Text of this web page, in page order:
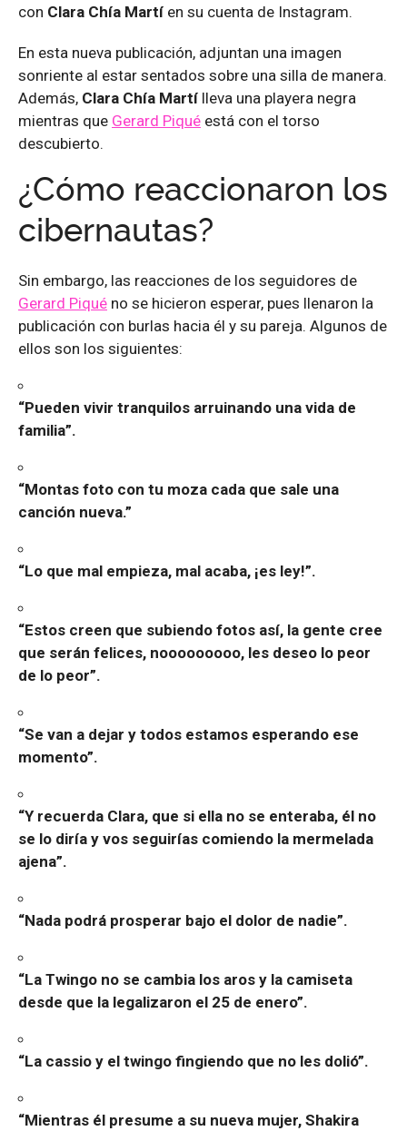
con Clara Chía Martí en su cuenta de Instagram.
En esta nueva publicación, adjuntan una imagen
sonriente al estar sentados sobre una silla de manera.
Además, Clara Chía Martí lleva una playera negra
mientras que Gerard Piqué está con el torso
descubierto.
¿Cómo reaccionaron los
cibernautas?
Sin embargo, las reacciones de los seguidores de
Gerard Piqué no se hicieron esperar, pues llenaron la
publicación con burlas hacia él y su pareja. Algunos de
ellos son los siguientes:
“Pueden vivir tranquilos arruinando una vida de
familia”.
“Montas foto con tu moza cada que sale una
canción nueva.”
“Lo que mal empieza, mal acaba, ¡es ley!”.
“Estos creen que subiendo fotos así, la gente cree
que serán felices, nooooooooo, les deseo lo peor
de lo peor”.
“Se van a dejar y todos estamos esperando ese
momento”.
“Y recuerda Clara, que si ella no se enteraba, él no
se lo diría y vos seguirías comiendo la mermelada
ajena”.
“Nada podrá prosperar bajo el dolor de nadie”.
“La Twingo no se cambia los aros y la camiseta
desde que la legalizaron el 25 de enero”.
“La cassio y el twingo fingiendo que no les dolió”.
“Mientras él presume a su nueva mujer, Shakira